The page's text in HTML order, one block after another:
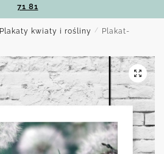
71 81
Plakaty kwiaty i rośliny /
Plakat-